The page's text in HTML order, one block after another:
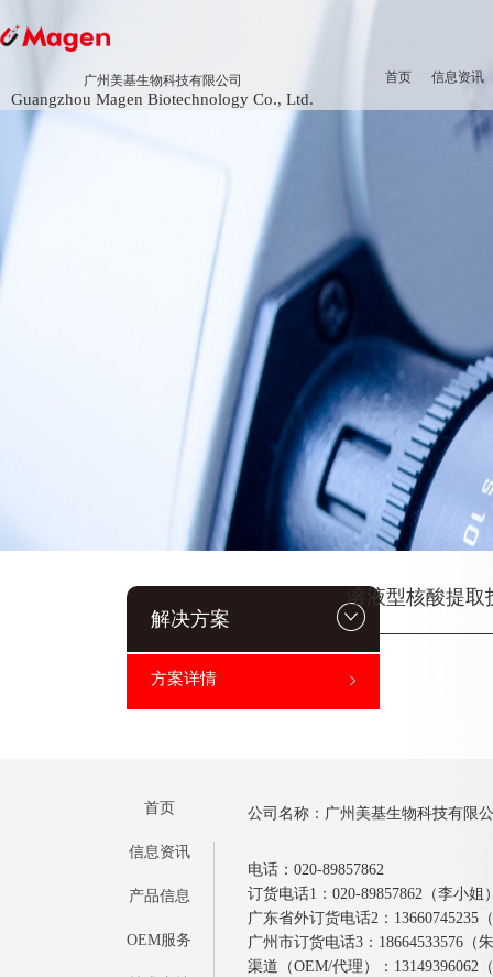
广州美基生物科技有限公司
Guangzhou Magen Biotechnology Co., Ltd.
首页 信息资讯
解决方案
方案详情
溶液型核酸提取
首页
信息资讯
产品信息
OEM服务
公司名称：广州美基生物科技有限
电话：020-89857862
订货电话1：020-89857862（李小姐
广东省外订货电话2：13660745235
广州市订货电话3：18664533576（
渠道（OEM/代理）：13149396062